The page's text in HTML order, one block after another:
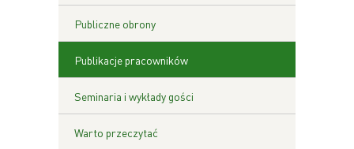
Publiczne obrony
Publikacje pracowników
Seminaria i wykłady gości
Warto przeczytać